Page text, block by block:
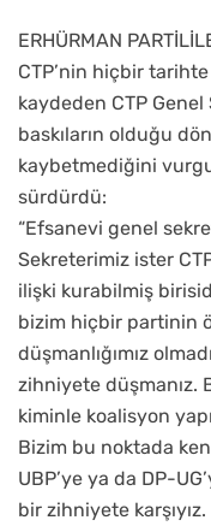
ERHÜRMAN
CTP’nin hiçbir
kaydeden CTP
baskıların olduğu
kaybetmediğini
sürdürdü:
“Efsanevi genel
Sekreterimiz ister
ilişki kurabilmiş
bizim hiçbir partinin
düşmanlığımız
zihniyete düşmanız.
kiminle koalisyon
Bizim bu noktada
UBP’ye ya da DP-
bir zihniyete